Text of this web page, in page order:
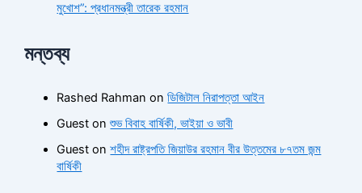
মুখোশ”: প্রধানমন্ত্রী তারেক রহমান
মন্তব্য
Rashed Rahman onডিজিটাল নিরাপত্তা আইন
Guest onশুভ বিবাহ বার্ষিকী, ভাইয়া ও ভাবী
Guest onশহীদ রাষ্ট্রপতি জিয়াউর রহমান বীর উত্তমের ৮৭তম জন্ম
বার্ষিকী